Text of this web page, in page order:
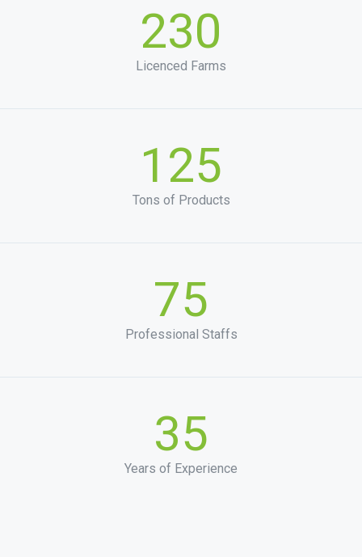
230
Licenced Farms
125
Tons of Products
75
Professional Staffs
35
Years of Experience